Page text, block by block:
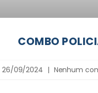
COMBO
26/09/2024 Nenhum